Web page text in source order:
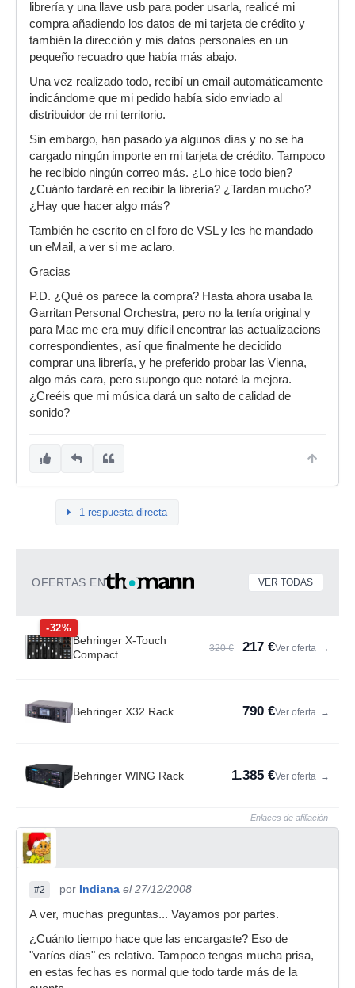
librería y una llave usb para poder usarla, realicé mi
compra añadiendo los datos de mi tarjeta de crédito y
también la dirección y mis datos personales en un
pequeño recuadro que había más abajo.
Una vez realizado todo, recibí un email automáticamente
indicándome que mi pedido había sido enviado al
distribuidor de mi territorio.
Sin embargo, han pasado ya algunos días y no se ha
cargado ningún importe en mi tarjeta de crédito. Tampoco
he recibido ningún correo más. ¿Lo hice todo bien?
¿Cuánto tardaré en recibir la librería? ¿Tardan mucho?
¿Hay que hacer algo más?
También he escrito en el foro de VSL y les he mandado
un eMail, a ver si me aclaro.
Gracias
P.D. ¿Qué os parece la compra? Hasta ahora usaba la
Garritan Personal Orchestra, pero no la tenía original y
para Mac me era muy difícil encontrar las actualizacions
correspondientes, así que finalmente he decidido
comprar una librería, y he preferido probar las Vienna,
algo más cara, pero supongo que notaré la mejora.
¿Creéis que mi música dará un salto de calidad de
sonido?
1 respuesta directa
OFERTAS EN VER TODAS
-32%
Behringer X-Touch
Compact
320 € 217 €Ver oferta →
Behringer X32 Rack 790 €Ver oferta →
Behringer WING Rack 1.385 €Ver oferta →
Enlaces de afiliación
#2 por Indiana el 27/12/2008
A ver, muchas preguntas... Vayamos por partes.
¿Cuánto tiempo hace que las encargaste? Eso de
"varíos días" es relativo. Tampoco tengas mucha prisa,
en estas fechas es normal que todo tarde más de la